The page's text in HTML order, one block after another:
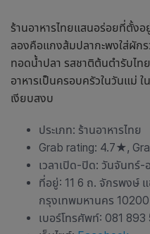
ร้านอาหารไทยแสนอร่อยที่ตั้งอ
ลองคือแกงส้มปลากะพงใส่ผัก
ทอดน้ำปลา รสชาติต้นตำรับไท
อาหารเป็นครอบครัวในวันแม่
เงียบสงบ
ประเภท: ร้านอาหารไทย
Grab rating: 4.7★,
เวลาเปิด-ปิด: วันจันทร์
ที่อยู่: 11 6 ถ. จักรพงษ์
กรุงเทพมหานคร 10200
เบอร์โทรศัพท์: 081 893